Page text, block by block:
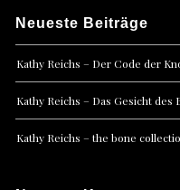
Neueste Beiträge
Kathy Reichs – Der Code der
Kathy Reichs – Das Gesicht des
Kathy Reichs – the bone